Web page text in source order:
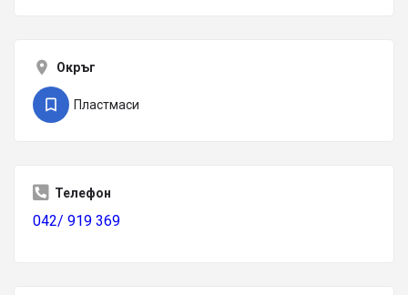
Окръг
Пластмаси
Телефон
042/ 919 369